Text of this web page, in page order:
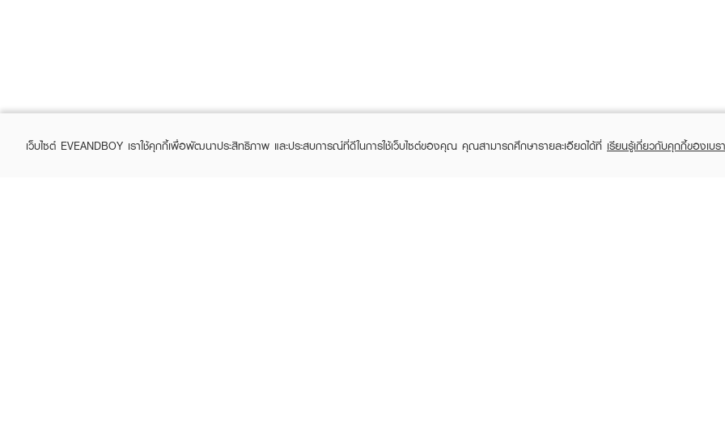
เว็บไซต์ EVEANDBOY เราใช้คุกกี้เพื่อพัฒนาประสิทธิภาพ และประสบการณ์ที่ดีในการใช้เว็บไซต์ของคุณ คุณสามารถศึกษารายละเอียดได้ที่ เรียนรู้เกี่ยวกับคุกกี้ของเบร